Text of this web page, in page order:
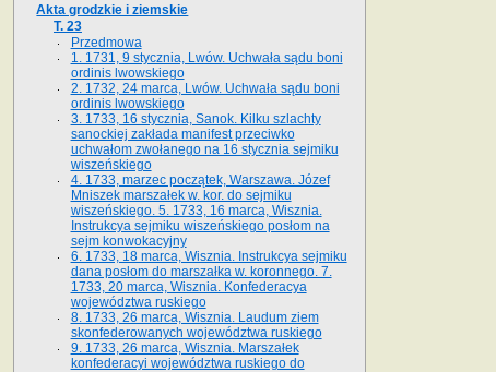
Akta grodzkie i ziemskie
T. 23
Przedmowa
1. 1731, 9 stycznia, Lwów. Uchwała sądu boni
ordinis lwowskiego
2. 1732, 24 marca, Lwów. Uchwała sądu boni
ordinis lwowskiego
3. 1733, 16 stycznia, Sanok. Kilku szlachty
sanockiej zakłada manifest przeciwko
uchwałom zwołanego na 16 stycz­nia sejmiku
wiszeńskiego
4. 1733, marzec początek, Warszawa. Józef
Mniszek marszałek w. kor. do sejmiku
wiszeńskiego. 5. 1733, 16 marca, Wisznia.
Instrukcya sejmiku wiszeńskiego posłom na
sejm konwokacyjny
6. 1733, 18 marca, Wisznia. Instrukcya sejmiku
dana posłom do marszałka w. koronnego. 7.
1733, 20 marca, Wisznia. Konfederacya
województwa ruskiego
8. 1733, 26 marca, Wisznia. Laudum ziem
skonfederowanych województwa ruskiego
9. 1733, 26 marca, Wisznia. Marszałek
konfederacyi województwa ruskiego do